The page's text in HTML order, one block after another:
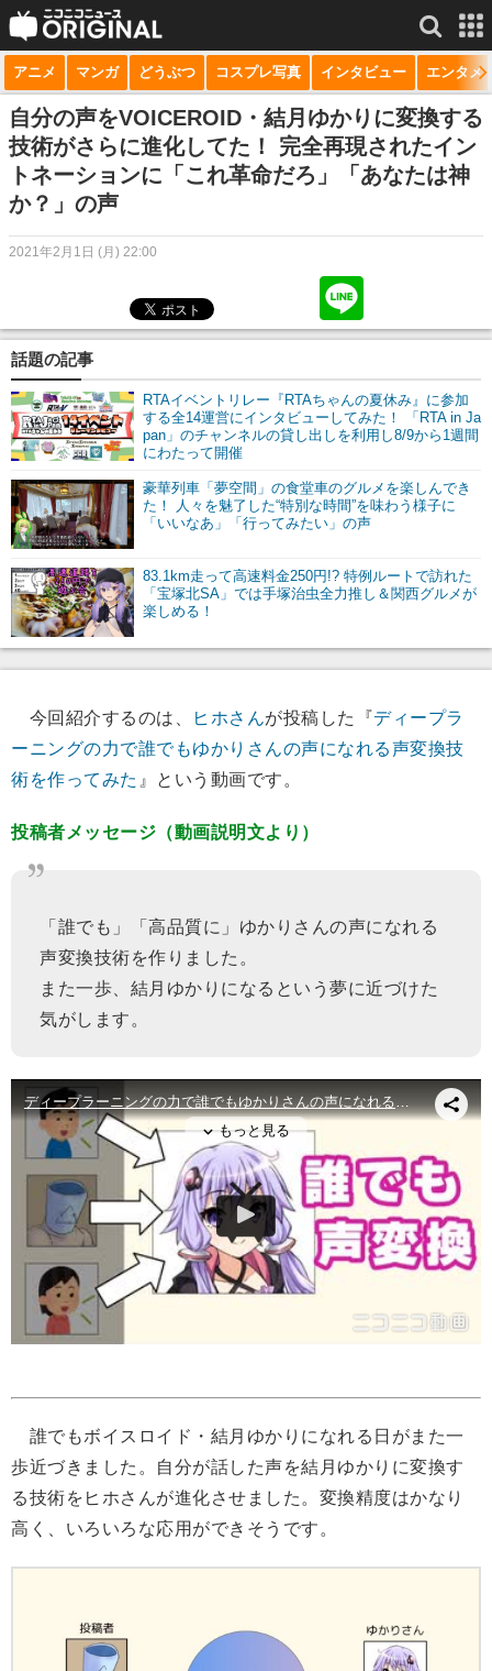
サービス一覧 もっと見る
niconico
動画
生放送
ニュース
マンガ
ニコニコQ
アニメ マンガ どうぶつ コスプレ写真 インタビュー エンタメ
自分の声をVOICEROID・結月ゆかりに変換する
技術がさらに進化してた！ 完全再現されたイン
トネーションに「これ革命だろ」「あなたは神
か？」の声
2021年2月1日 (月) 22:00
話題の記事
RTAイベントリレー『RTAちゃんの夏休み』に参加
する全14運営にインタビューしてみた！ 「RTA in Ja
pan」のチャンネルの貸し出しを利用し8/9から1週間
にわたって開催
豪華列車「夢空間」の食堂車のグルメを楽しんでき
た！ 人々を魅了した“特別な時間”を味わう様子に
「いいなあ」「行ってみたい」の声
83.1km走って高速料金250円!? 特例ルートで訪れた
「宝塚北SA」では手塚治虫全力推し＆関西グルメが
楽しめる！
今回紹介するのは、 ヒホさんが投稿した『ディープラ
ーニングの力で誰でもゆかりさんの声になれる声変換技
術を作ってみた 』という動画です。
投稿者メッセージ（動画説明文より）
「誰でも」「高品質に」ゆかりさんの声になれる
声変換技術を作りました。
また一歩、結月ゆかりになるという夢に近づけた
気がします。
誰でもボイスロイド・結月ゆかりになれる日がまた一
歩近づきました。自分が話した声を結月ゆかりに変換す
る技術をヒホさんが進化させました。変換精度はかなり
高く、いろいろな応用ができそうです。